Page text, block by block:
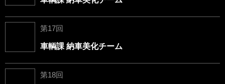
第17回
車輌課 納車美化チーム
第18回